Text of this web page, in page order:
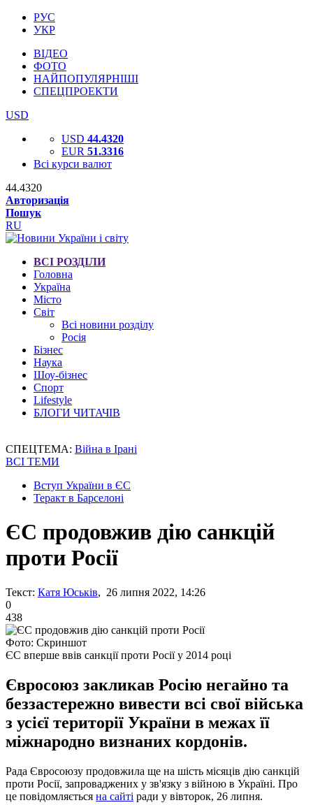
РУС
УКР
ВІДЕО
ФОТО
НАЙПОПУЛЯРНІШІ
СПЕЦПРОЕКТИ
USD
USD 44.4320
EUR 51.3316
Всі курси валют
44.4320
Авторизація
Пошук
RU
ВСІ РОЗДІЛИ
Головна
Україна
Місто
Світ
Всі новини розділу
Росія
Бізнес
Наука
Шоу-бізнес
Спорт
Lifestyle
БЛОГИ ЧИТАЧІВ
СПЕЦТЕМА: Війна в Ірані
ВСІ ТЕМИ
Вступ України в ЄС
Теракт в Барселоні
ЄС продовжив дію санкцій
проти Росії
Текст: Катя Юськів, 26 липня 2022, 14:26
0
438
Фото: Скриншот
ЄС вперше ввів санкції проти Росії у 2014 році
Євросоюз закликав Росію негайно та
беззастережно вивести всі свої війська
з усієї території України в межах її
міжнародно визнаних кордонів.
Рада Євросоюзу продовжила ще на шість місяців дію санкцій
проти Росії, запроваджених у зв'язку з війною в Україні. Про
це повідомляється на сайті ради у вівторок, 26 липня.